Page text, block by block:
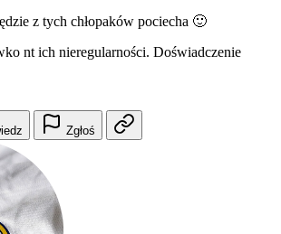
z tych chłopaków pociecha 🙂
nt ich nieregularności. Doświadczenie
Zgłoś